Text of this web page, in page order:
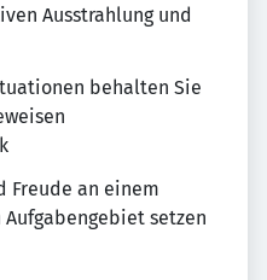
Ausstrahlung und
behalten Sie
Freude an einem
setzen